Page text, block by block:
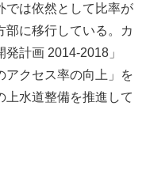
では依然として比率が
部に移行している。カ
計画 2014-2018」
アクセス率の向上」を
上水道整備を推進して